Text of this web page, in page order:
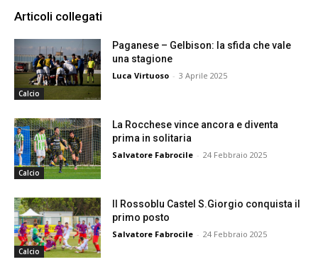
Articoli collegati
Calcio
Paganese – Gelbison: la sfida che vale
una stagione
Luca Virtuoso - 3 Aprile 2025
Calcio
La Rocchese vince ancora e diventa
prima in solitaria
Salvatore Fabrocile - 24 Febbraio 2025
Calcio
Il Rossoblu Castel S.Giorgio conquista il
primo posto
Salvatore Fabrocile - 24 Febbraio 2025